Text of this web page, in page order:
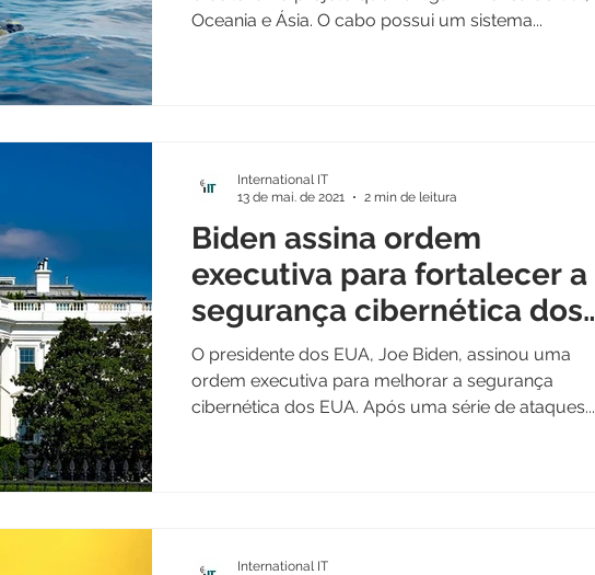
Oceania e Ásia. O cabo possui um sistema...
Biden assina ordem
executiva para fortalecer a
segurança cibernética dos
EUA
O presidente dos EUA, Joe Biden, assinou uma
ordem executiva para melhorar a segurança
cibernética dos EUA. Após uma série de ataques...
International IT
13 de mai. de 2021
2 min de leitura
International IT